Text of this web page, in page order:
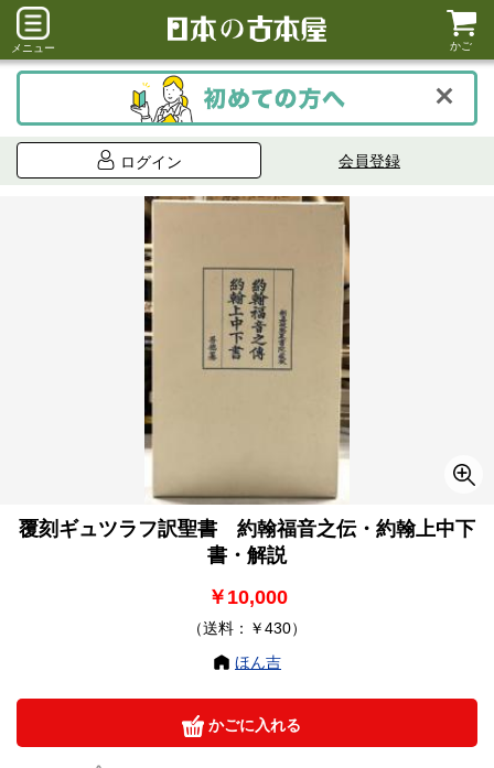
メニュー かご
ログイン 会員登録
覆刻ギュツラフ訳聖書 約翰福音之伝・約翰上中下
書・解説
￥10,000
（送料：￥430）
ほん吉
かごに入れる